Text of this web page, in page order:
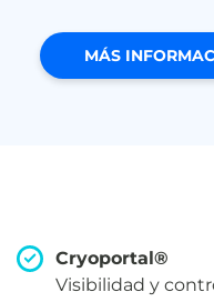
MÁS
Cryoportal®
Visibilidad y